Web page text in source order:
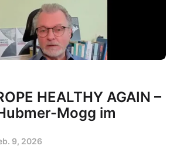
HEALTHY AGAIN –
Mogg im
9, 2026